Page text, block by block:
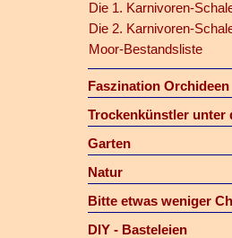
Die 1. Karnivoren-
Die 2. Karnivoren-
Moor-Bestandsliste
Faszination Orchideen
Trockenkünstler unter
Garten
Natur
Bitte etwas weniger
DIY - Basteleien